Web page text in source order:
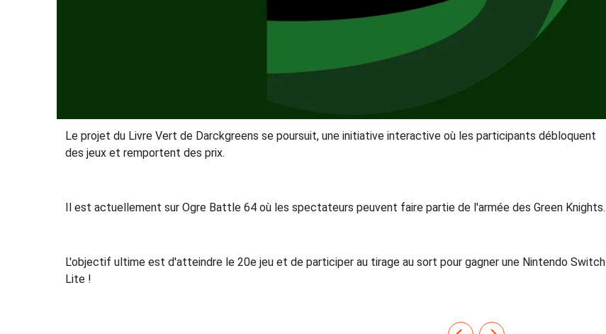
Le projet du Livre Vert de Darckgreens se poursuit, une initiative interactive où les participants débloquent
des jeux et remportent des prix.
Il est actuellement sur Ogre Battle 64 où les spectateurs peuvent faire partie de l'armée des Green Knights.
L'objectif ultime est d'atteindre le 20e jeu et de participer au tirage au sort pour gagner une Nintendo Switch
Lite !